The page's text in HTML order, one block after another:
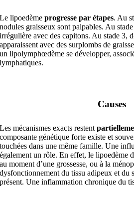
Le lipoedèmeprogresse par étapes. Au
nodules graisseux sont palpables. Au
irrégulière avec des capitons. Au stade 3,
apparaissent avec des surplombs de
un lipolymphœdème se développer,
lymphatiques.
Causes
Les mécanismes exacts restent
composante génétique forte existe et
touchées dans une même famille. Une
également un rôle. En effet, le lipoedème
au moment d’une grossesse, ou à la
dysfonctionnement du tissu adipeux et du
présent. Une inflammation chronique du